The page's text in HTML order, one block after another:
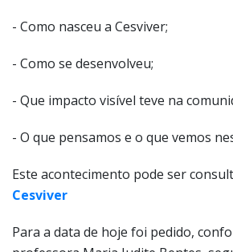
- Como nasceu a Cesviver;
- Como se desenvolveu;
- Que impacto visível teve na
- O que pensamos e o que vemos
Este acontecimento pode ser
Cesviver
Para a data de hoje foi pedido,